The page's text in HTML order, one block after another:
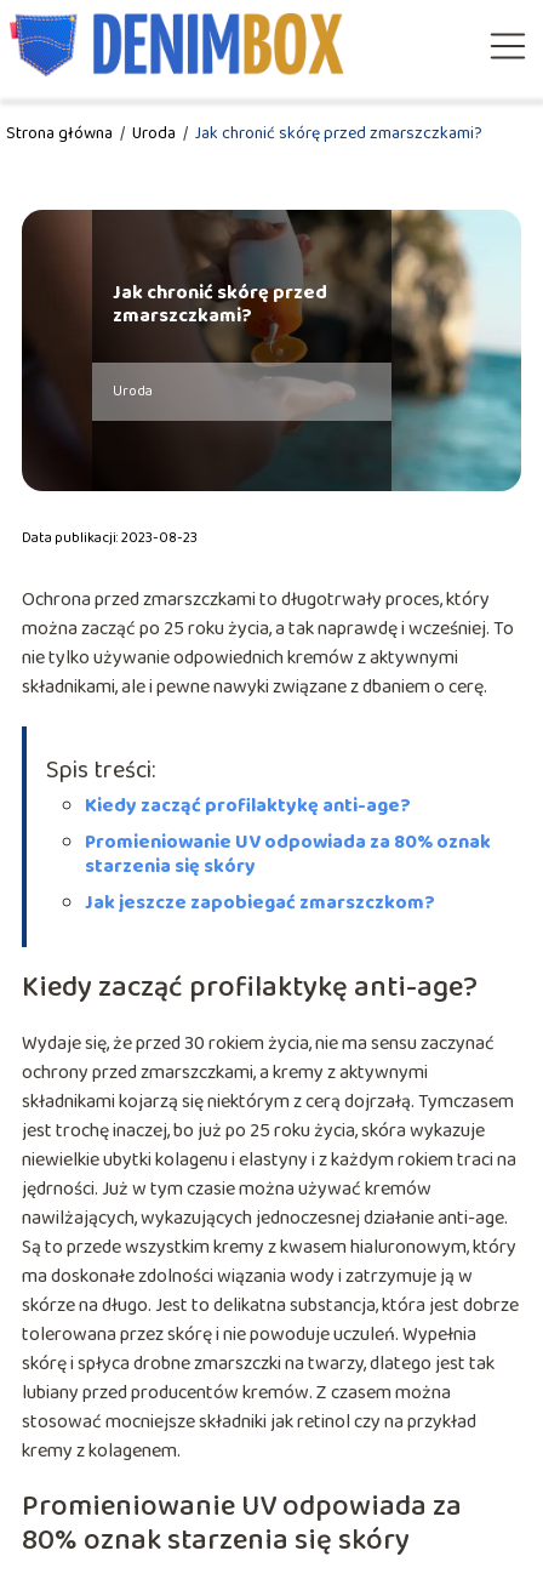
Strona główna / Uroda / Jak chronić skórę przed zmarszczkami?
Jak chronić skórę przed
zmarszczkami?
Uroda
Data publikacji: 2023-08-23
Ochrona przed zmarszczkami to długotrwały proces, który
można zacząć po 25 roku życia, a tak naprawdę i wcześniej. To
nie tylko używanie odpowiednich kremów z aktywnymi
składnikami, ale i pewne nawyki związane z dbaniem o cerę.
Spis treści:
Kiedy zacząć profilaktykę anti-age?
Promieniowanie UV odpowiada za 80% oznak
starzenia się skóry
Jak jeszcze zapobiegać zmarszczkom?
Kiedy zacząć profilaktykę anti-age?
Wydaje się, że przed 30 rokiem życia, nie ma sensu zaczynać
ochrony przed zmarszczkami, a kremy z aktywnymi
składnikami kojarzą się niektórym z cerą dojrzałą. Tymczasem
jest trochę inaczej, bo już po 25 roku życia, skóra wykazuje
niewielkie ubytki kolagenu i elastyny i z każdym rokiem traci na
jędrności. Już w tym czasie można używać kremów
nawilżających, wykazujących jednoczesnej działanie anti-age.
Są to przede wszystkim kremy z kwasem hialuronowym, który
ma doskonałe zdolności wiązania wody i zatrzymuje ją w
skórze na długo. Jest to delikatna substancja, która jest dobrze
tolerowana przez skórę i nie powoduje uczuleń. Wypełnia
skórę i spłyca drobne zmarszczki na twarzy, dlatego jest tak
lubiany przed producentów kremów. Z czasem można
stosować mocniejsze składniki jak retinol czy na przykład
kremy z kolagenem.
Promieniowanie UV odpowiada za
80% oznak starzenia się skóry